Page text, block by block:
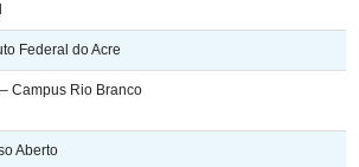
Federal do Acre
– Campus Rio Branco
Aberto